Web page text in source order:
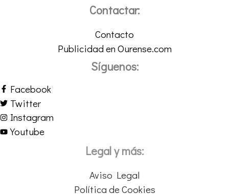
Contactar:
Contacto
Publicidad en Ourense.com
Síguenos:
Facebook
Twitter
Instagram
Youtube
Legal y más:
Aviso Legal
Política de Cookies